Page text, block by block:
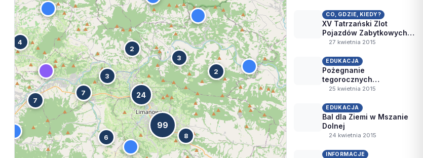
7
7
2
3
4
2
6 8
3
24
99
CO, GDZIE, KIEDY?
XV Tatrzański Zlot
Pojazdów Zabytkowych w
Mszanie Dolnej
27 kwietnia 2015
EDUKACJA
Pożegnanie
tegorocznych
maturzystów
25 kwietnia 2015
EDUKACJA
Bal dla Ziemi w Mszanie
Dolnej
24 kwietnia 2015
INFORMACJE